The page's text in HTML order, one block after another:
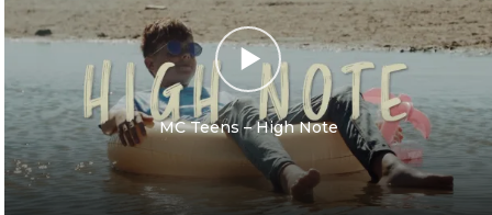
MC Teens – High Note